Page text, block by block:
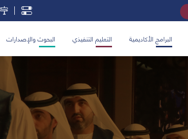
البرامج الأكاديمية التعليم التنفيذي البحوث والإصدارات